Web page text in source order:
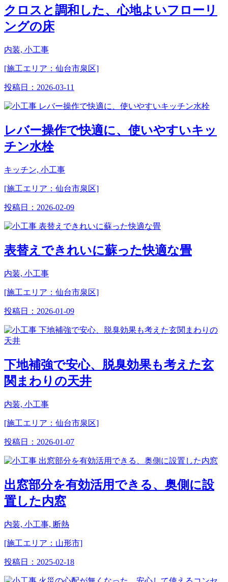
クロスと調和した、心地よいフローリ
ングの床
内装, 小工事
[施工エリア：仙台市泉区]
投稿日： 2026-03-11
レバー操作で快適に、使いやすいキッ
チン水栓
キッチン, 小工事
[施工エリア：仙台市泉区]
投稿日： 2026-02-09
表替えできれいに蘇った快適な畳
内装, 小工事
[施工エリア：仙台市泉区]
投稿日： 2026-01-09
下地補強で安心、脱臭効果も考えた玄
関まわりの天井
内装, 小工事
[施工エリア：仙台市泉区]
投稿日： 2026-01-07
出窓部分を有効活用できる、奥側に設
置した内窓
内装, 小工事, 断熱
[施工エリア：山形市]
投稿日： 2025-02-18